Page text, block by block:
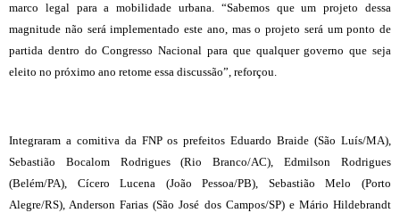
marco legal para a mobilidade urbana. “Sabemos que um projeto dessa
magnitude não será implementado este ano, mas o projeto será um ponto de
partida dentro do Congresso Nacional para que qualquer governo que seja
eleito no próximo ano retome essa discussão”, reforçou.
Integraram a comitiva da FNP os prefeitos Eduardo Braide (São Luís/MA),
Sebastião Bocalom Rodrigues (Rio Branco/AC), Edmilson Rodrigues
(Belém/PA), Cícero Lucena (João Pessoa/PB), Sebastião Melo (Porto
Alegre/RS), Anderson Farias (São José dos Campos/SP) e Mário Hildebrandt